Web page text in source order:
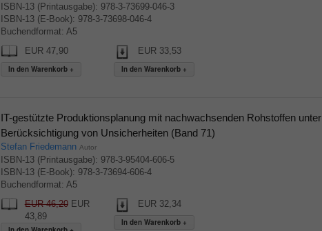
ISBN-13 (Printausgabe): 978-3-73699-046-3
ISBN-13 (E-Book): 978-3-73698-046-4
Buchendformat: A5
EUR 47,90
EUR 33,53
IT-gestützte Produktionsplanung mit nachwachsenden Rohstoffen unter
Berücksichtigung von Unsicherheiten (Band 71)
Stefan Friedemann Autor
ISBN-13 (Printausgabe): 978-3-95404-606-5
ISBN-13 (E-Book): 978-3-73694-606-4
Buchendformat: A5
EUR 46,20EUR
43,89
EUR 32,34